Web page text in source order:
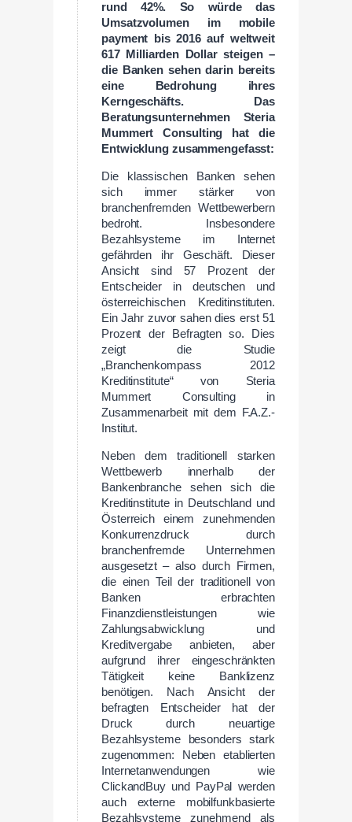
rund 42%. So würde das
Umsatzvolumen im mobile
payment bis 2016 auf weltweit
617 Milliarden Dollar steigen –
die Banken sehen darin bereits
eine Bedrohung ihres
Kerngeschäfts. Das
Beratungsunternehmen Steria
Mummert Consulting hat die
Entwicklung zusammengefasst:
Die klassischen Banken sehen
sich immer stärker von
branchenfremden Wettbewerbern
bedroht. Insbesondere
Bezahlsysteme im Internet
gefährden ihr Geschäft. Dieser
Ansicht sind 57 Prozent der
Entscheider in deutschen und
österreichischen Kreditinstituten.
Ein Jahr zuvor sahen dies erst 51
Prozent der Befragten so. Dies
zeigt die Studie
„Branchenkompass 2012
Kreditinstitute“ von Steria
Mummert Consulting in
Zusammenarbeit mit dem F.A.Z.-
Institut.
Neben dem traditionell starken
Wettbewerb innerhalb der
Bankenbranche sehen sich die
Kreditinstitute in Deutschland und
Österreich einem zunehmenden
Konkurrenzdruck durch
branchenfremde Unternehmen
ausgesetzt – also durch Firmen,
die einen Teil der traditionell von
Banken erbrachten
Finanzdienstleistungen wie
Zahlungsabwicklung und
Kreditvergabe anbieten, aber
aufgrund ihrer eingeschränkten
Tätigkeit keine Banklizenz
benötigen. Nach Ansicht der
befragten Entscheider hat der
Druck durch neuartige
Bezahlsysteme besonders stark
zugenommen: Neben etablierten
Internetanwendungen wie
ClickandBuy und PayPal werden
auch externe mobilfunkbasierte
Bezahlsysteme zunehmend als